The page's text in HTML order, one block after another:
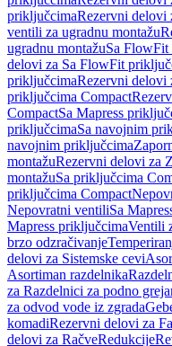
priključcimaRezervni delovi
ventili za ugradnu montažu
ugradnu montažuSa FlowFit
delovi za Sa FlowFit
priključcimaRezervni delovi
priključcima Compact
CompactSa Mapress
priključcimaSa navojnim
navojnim priključcima
montažuRezervni delovi za
montažuSa priključcima
priključcima Compact
Nepovratni ventiliSa
Mapress priključcimaVentili
brzo odzračivanje
delovi za Sistemske cevi
Asortiman razdelnika
za Razdelnici za podno
za odvod vode iz zgrada
komadiRezervni delovi za
delovi za RačveRedukcije